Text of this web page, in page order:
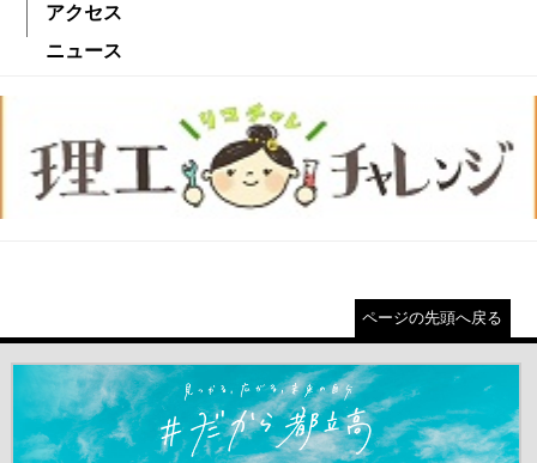
アクセス
ニュース
ページの先頭へ戻る
＃だから都立高（別ウインドウが開きます）